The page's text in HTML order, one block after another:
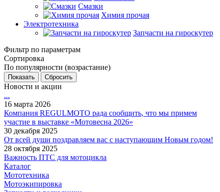
Смазки
Химия прочая
Электротехника
Запчасти на гироскутер
Фильтр по параметрам
Сортировка
По популярности (возрастание)
Сбросить
Новости и акции
...
16 марта 2026
Компания REGULMOTO рада сообщить, что мы примем
участие в выставке «Мотовесна 2026»
30 декабря 2025
От всей души поздравляем вас с наступающим Новым годом!
28 октября 2025
Важность ПТС для мотоцикла
Каталог
Мототехника
Мотоэкипировка